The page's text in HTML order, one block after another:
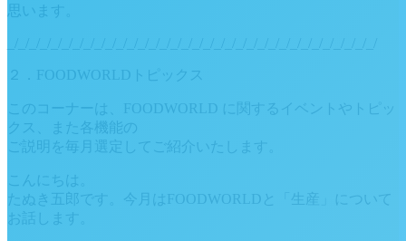
思います。
２．FOODWORLDトピックス
このコーナーは、FOODWORLD に関するイベントやトピッ
クス、また各機能の
ご説明を毎月選定してご紹介いたします。
こんにちは。
たぬき五郎です。今月はFOODWORLDと「生産」について
お話します。